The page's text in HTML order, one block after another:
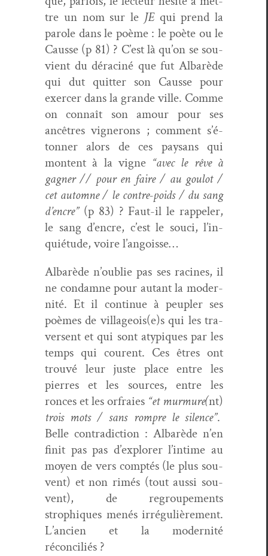
tre un nom sur le JEqui prend la
parole dans le poème : le poète ou le
Causse (p 81) ? C’est là qu’on se sou­
vient du dérac­iné que fut Albarède
qui dut quit­ter son Causse pour
exercer dans la grande ville. Comme
on con­naît son amour pour ses
ancêtres vignerons ; com­ment s’é­
ton­ner alors de ces paysans qui
mon­tent à la vigne “avec le rêve à
gag­n­er // pour en faire / au goulot /
cet automne / le con­tre-poids / du sang
d’en­cre” (p 83) ? Faut-il le rap­pel­er,
le sang d’en­cre, c’est le souci, l’in­
quié­tude, voire l’angoisse…
Albarède n’ou­blie pas ses racines, il
ne con­damne pour autant la moder­
nité. Et il con­tin­ue à peu­pler ses
poèmes de villageois(e)s qui les tra­
versent et qui sont atyp­iques par les
temps qui courent. Ces êtres ont
trou­vé leur juste place entre les
pier­res et les sources, entre les
ronces et les orfraies “et mur­mure(nt)
trois mots / sans rompre le silence”.
Belle con­tra­dic­tion : Albarède n’en
finit pas pas d’ex­plor­er l’in­time au
moyen de vers comp­tés (le plus sou­
vent) et non rimés (tout aus­si sou­
vent), de regroupe­ments
strophiques menés irrégulière­ment.
L’an­cien et la moder­nité
réconciliés ?